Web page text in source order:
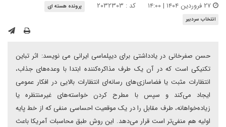
کد : ۲۰۳۲۳۰۳
پرونده هسته ای
انتخاب سردبیر
حسن صفرخانی در یادداشتی برای دیپلماسی ایرانی می نویسد: اثر تباین
تکنیکی است که در آن یک طرف مذاکره‌کننده ابتدا با وعده‌های جذاب،
انتظارات مثبت یا فضاسازی‌های رسانه‌ای انتظارات بالایی در افکار عمومی
ایجاد می‌کند و سپس با مطرح کردن خواسته‌های غیرمنتظره یا
زیاده‌خواهانه، طرف مقابل را در یک موقعیت احساسی منفی که از خط پایه
اولیه هم منفی‌تر است قرار می‌دهد. این روش طبق محاسبات آمریکا باعث